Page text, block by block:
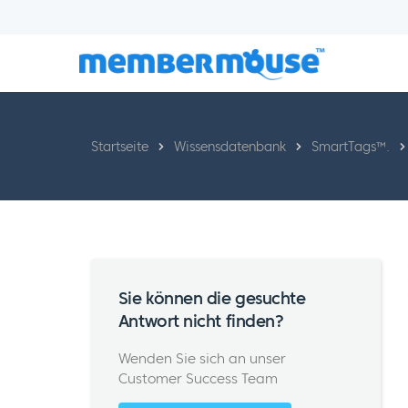
Startseite Wissensdatenbank SmartTags™.
Sie können die gesuchte
Antwort nicht finden?
Wenden Sie sich an unser
Customer Success Team